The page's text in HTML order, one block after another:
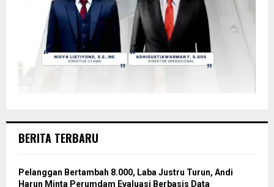
BERITA TERBARU
Pelanggan Bertambah 8.000, Laba Justru Turun, Andi
Harun Minta Perumdam Evaluasi Berbasis Data